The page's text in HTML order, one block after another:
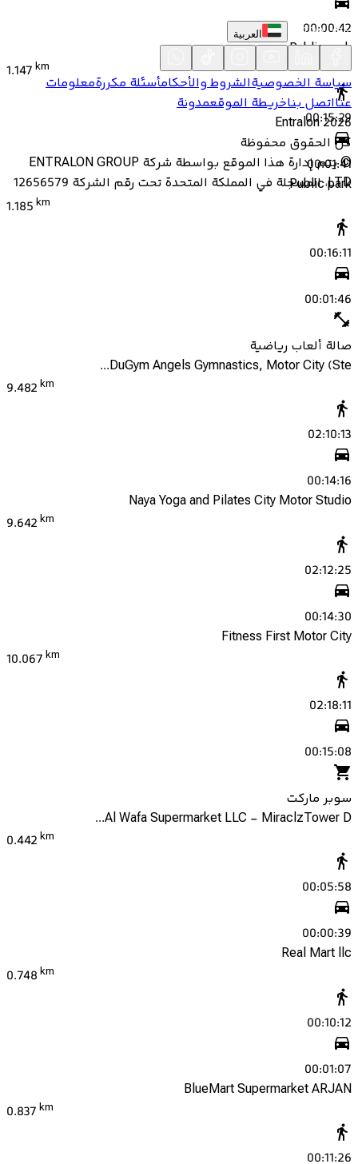
00:00:42
Public park
1.147 km
00:15:29
00:01:41
Public park
1.185 km
00:16:11
00:01:46
صالة ألعاب رياضية
DuGym Angels Gymnastics, Motor City (Ste...
9.482 km
02:10:13
00:14:16
Naya Yoga and Pilates City Motor Studio
9.642 km
02:12:25
00:14:30
Fitness First Motor City
10.067 km
02:18:11
00:15:08
سوبر ماركت
Al Wafa Supermarket LLC - MiraclzTower D...
0.442 km
00:05:58
00:00:39
Real Mart llc
0.748 km
00:10:12
00:01:07
BlueMart Supermarket ARJAN
0.837 km
00:11:26
العربية
سياسة الخصوصيةالشروط والأحكامأسئلة مكررةمعلومات
عنااتصل بناخريطة الموقعمدونة
2026
Entralon
كل الحقوق محفوظة
©
يتم إدارة هذا الموقع بواسطة شركة ENTRALON GROUP
LTD، المسجلة في المملكة المتحدة تحت رقم الشركة 12656579